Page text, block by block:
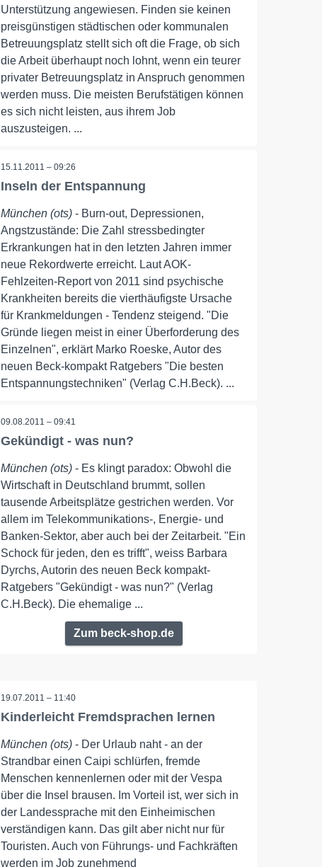
Unterstützung angewiesen. Finden sie keinen
preisgünstigen städtischen oder kommunalen
Betreuungsplatz stellt sich oft die Frage, ob sich
die Arbeit überhaupt noch lohnt, wenn ein teurer
privater Betreuungsplatz in Anspruch genommen
werden muss. Die meisten Berufstätigen können
es sich nicht leisten, aus ihrem Job
auszusteigen. ...
15.11.2011 – 09:26
Inseln der Entspannung
München (ots) - Burn-out, Depressionen,
Angstzustände: Die Zahl stressbedingter
Erkrankungen hat in den letzten Jahren immer
neue Rekordwerte erreicht. Laut AOK-
Fehlzeiten-Report von 2011 sind psychische
Krankheiten bereits die vierthäufigste Ursache
für Krankmeldungen - Tendenz steigend. "Die
Gründe liegen meist in einer Überforderung des
Einzelnen", erklärt Marko Roeske, Autor des
neuen Beck-kompakt Ratgebers "Die besten
Entspannungstechniken" (Verlag C.H.Beck). ...
09.08.2011 – 09:41
Gekündigt - was nun?
München (ots) - Es klingt paradox: Obwohl die
Wirtschaft in Deutschland brummt, sollen
tausende Arbeitsplätze gestrichen werden. Vor
allem im Telekommunikations-, Energie- und
Banken-Sektor, aber auch bei der Zeitarbeit. "Ein
Schock für jeden, den es trifft", weiss Barbara
Dyrchs, Autorin des neuen Beck kompakt-
Ratgebers "Gekündigt - was nun?" (Verlag
C.H.Beck). Die ehemalige ...
Zum beck-shop.de
19.07.2011 – 11:40
Kinderleicht Fremdsprachen lernen
München (ots) - Der Urlaub naht - an der
Strandbar einen Caipi schlürfen, fremde
Menschen kennenlernen oder mit der Vespa
über die Insel brausen. Im Vorteil ist, wer sich in
der Landessprache mit den Einheimischen
verständigen kann. Das gilt aber nicht nur für
Touristen. Auch von Führungs- und Fachkräften
werden im Job zunehmend